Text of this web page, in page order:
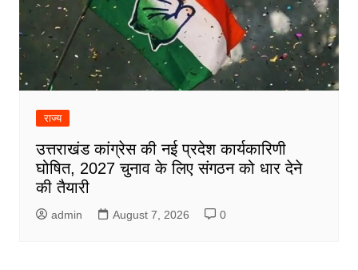
राज्य
उत्तराखंड कांग्रेस की नई प्रदेश कार्यकारिणी
घोषित, 2027 चुनाव के लिए संगठन को धार देने
की तैयारी
admin August 7, 2026 0